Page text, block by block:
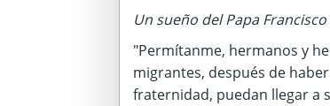
Un sueño del Papa
"Permítanme, hermanos y
migrantes, después de
fraternidad, puedan llegar a